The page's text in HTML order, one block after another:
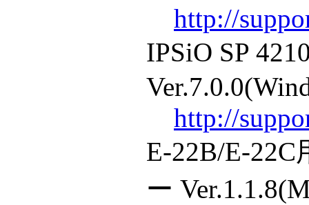
http://
IPSiO SP
http://
E-22B/E-
ー